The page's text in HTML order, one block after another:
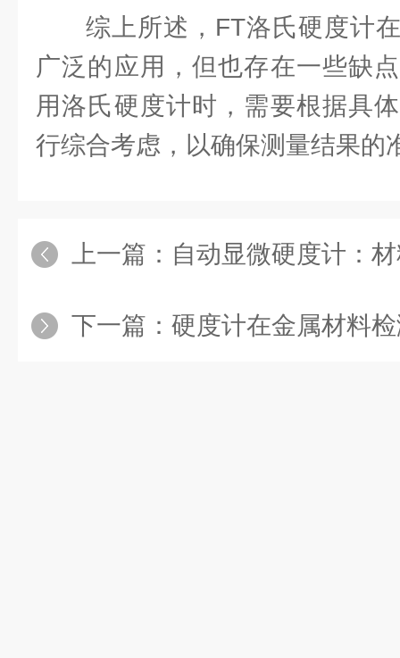
综上所述，FT洛氏硬度计
广泛的应用，但也存在一些缺
用洛氏硬度计时，需要根据具
行综合考虑，以确保测量结果的
上一篇： 自动显微硬度计：材
下一篇： 硬度计在金属材料